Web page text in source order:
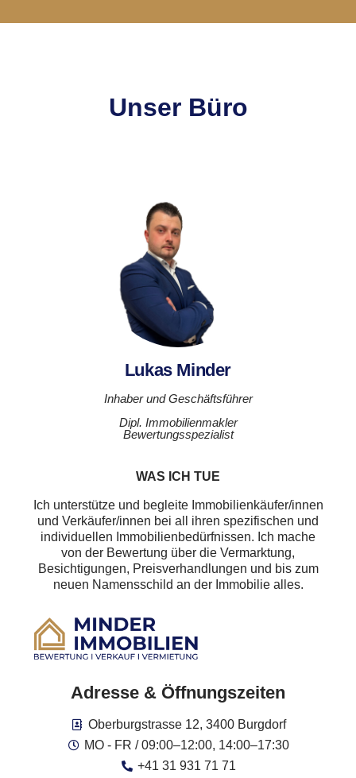
Unser Büro
Lukas Minder
Inhaber und Geschäftsführer
Dipl. Immobilienmakler
Bewertungsspezialist
WAS ICH TUE
Ich unterstütze und begleite Immobilienkäufer/innen
und Verkäufer/innen bei all ihren spezifischen und
individuellen Immobilienbedürfnissen. Ich mache
von der Bewertung über die Vermarktung,
Besichtigungen, Preisverhandlungen und bis zum
neuen Namensschild an der Immobilie alles.
Adresse & Öffnungszeiten
Oberburgstrasse 12, 3400 Burgdorf
MO - FR / 09:00–12:00, 14:00–17:30
+41 31 931 71 71